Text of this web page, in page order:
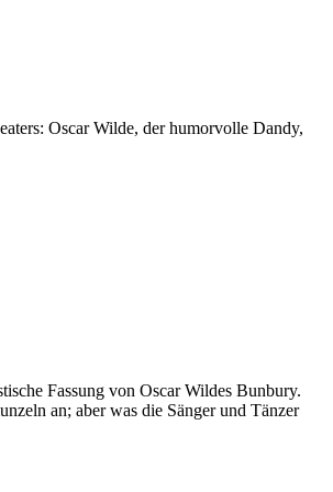
Oscar Wilde, der humorvolle Dandy,
Fassung von Oscar Wildes Bunbury.
an; aber was die Sänger und Tänzer